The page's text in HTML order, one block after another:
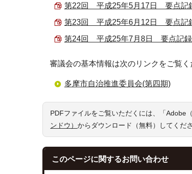
第22回 平成25年5月17日 要点記
第23回 平成25年6月12日 要点記
第24回 平成25年7月8日 要点記録
審議会の基本情報は次のリンクをご覧く
多摩市自治推進委員会(第四期)
PDFファイルをご覧いただくには、「Adobe
ンドウ） からダウンロード（無料）してくださ
このページに関するお問い合わせ